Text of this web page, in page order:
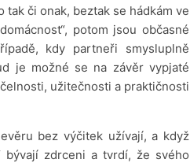
či onak, beztak se hádkám ve
potom jsou občasné
kdy partneři smysluplně
je možné se na závěr vypjaté
užitečnosti a praktičnosti
bez výčitek užívají, a když
bývají zdrceni a tvrdí, že svého